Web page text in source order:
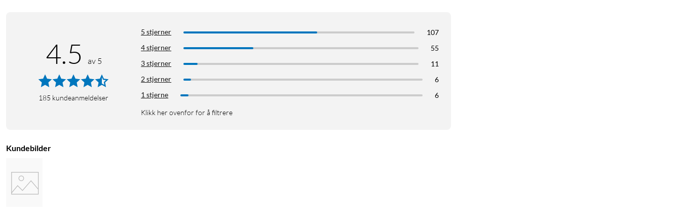
4.5 av 5
185 kundeanmeldelser
5 stjerner
107
4 stjerner
55
3 stjerner
11
2 stjerner
6
1 stjerne
6
Klikk her ovenfor for å filtrere
Kundebilder